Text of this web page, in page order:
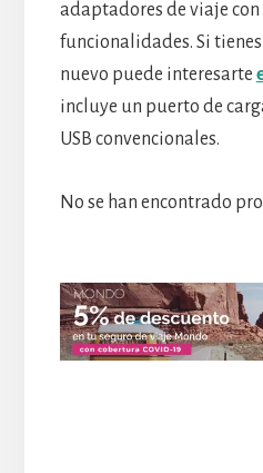
adaptadores de viaje con
funcionalidades. Si
nuevo puede interesarte
incluye un puerto de
USB convencionales.
No se han encontrado